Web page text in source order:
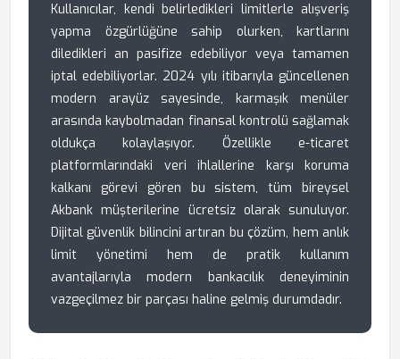
Kullanıcılar, kendi belirledikleri limitlerle alışveriş
yapma özgürlüğüne sahip olurken, kartlarını
diledikleri an pasifize edebiliyor veya tamamen
iptal edebiliyorlar. 2024 yılı itibarıyla güncellenen
modern arayüz sayesinde, karmaşık menüler
arasında kaybolmadan finansal kontrolü sağlamak
oldukça kolaylaşıyor. Özellikle e-ticaret
platformlarındaki veri ihlallerine karşı koruma
kalkanı görevi gören bu sistem, tüm bireysel
Akbank müşterilerine ücretsiz olarak sunuluyor.
Dijital güvenlik bilincini artıran bu çözüm, hem anlık
limit yönetimi hem de pratik kullanım
avantajlarıyla modern bankacılık deneyiminin
vazgeçilmez bir parçası haline gelmiş durumdadır.